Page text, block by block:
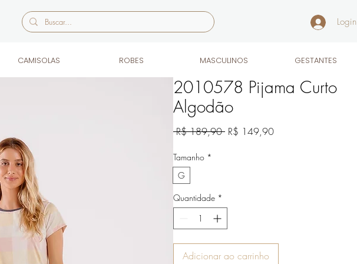
Login
CAMISOLAS ROBES MASCULINOS GESTANTES
2010578 Pijama Curto
Algodão
R$ 189,90 Preço
R$ 149,90Preço
Tamanho *
G
Quantidade *
Adicionar ao carrinho